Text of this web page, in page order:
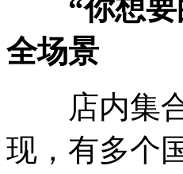
“你想
全场景
店内集合
现，有多个